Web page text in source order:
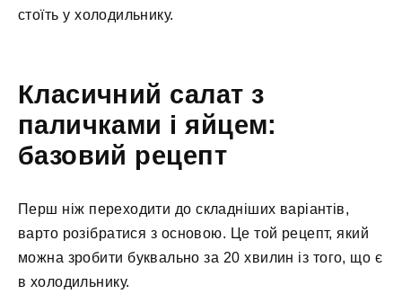
стоїть у холодильнику.
Класичний салат з
паличками і яйцем:
базовий рецепт
Перш ніж переходити до складніших варіантів,
варто розібратися з основою. Це той рецепт, який
можна зробити буквально за 20 хвилин із того, що є
в холодильнику.